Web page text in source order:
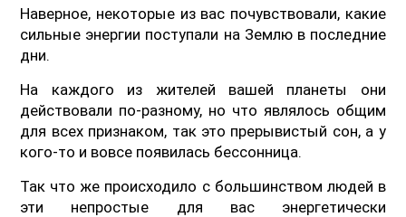
Наверное, некоторые из вас почувствовали, какие
сильные энергии поступали на Землю в последние
дни.
На каждого из жителей вашей планеты они
действовали по-разному, но что являлось общим
для всех признаком, так это прерывистый сон, а у
кого-то и вовсе появилась бессонница.
Так что же происходило с большинством людей в
эти непростые для вас энергетически